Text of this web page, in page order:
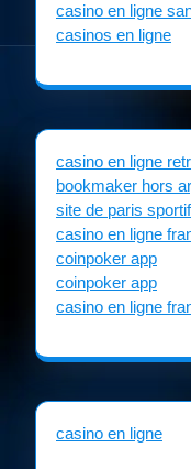
casino en ligne
casinos en ligne
casino en ligne
bookmaker hors
site de paris sportif
casino en ligne
coinpoker app
coinpoker app
casino en ligne
casino en ligne